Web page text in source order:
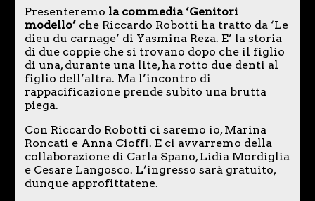
Presenteremo la commedia ‘Genitori
modello’che Riccardo Robotti ha tratto da ‘Le
dieu du carnage’ di Yasmina Reza. E’ la storia
di due coppie che si trovano dopo che il figlio
di una, durante una lite, ha rotto due denti al
figlio dell’altra. Ma l’incontro di
rappacificazione prende subito una brutta
piega.
Con Riccardo Robotti ci saremo io, Marina
Roncati e Anna Cioffi. E ci avvarremo della
collaborazione di Carla Spano, Lidia Mordiglia
e Cesare Langosco. L’ingresso sarà gratuito,
dunque approfittatene.